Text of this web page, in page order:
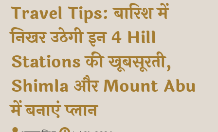
Travel Tips: बारिश में
निखर उठेगी इन 4 Hill
Stations की खूबसूरती,
Shimla और Mount Abu
में बनाएं प्लान